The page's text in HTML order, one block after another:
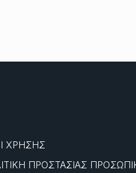
ΧΡΗΣΗΣ
ΠΡΟΣΤΑΣΙΑΣ